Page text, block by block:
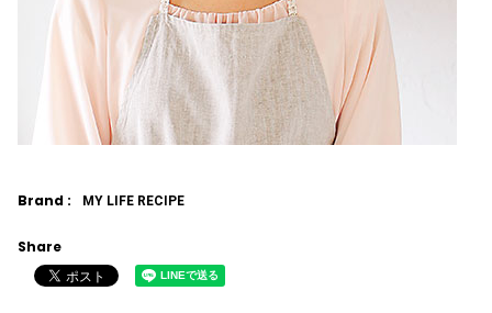
Brand : MY LIFE RECIPE
Share